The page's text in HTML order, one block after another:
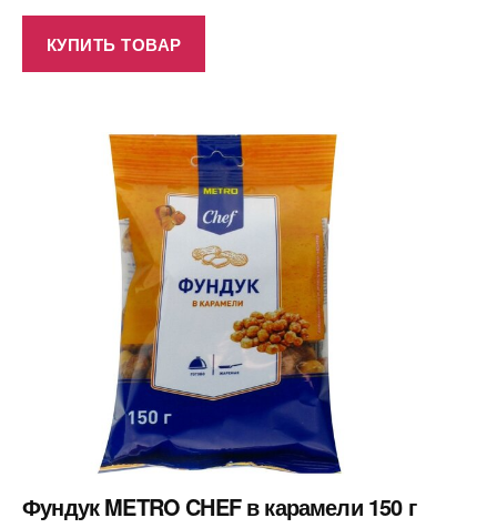
КУПИТЬ ТОВАР
Фундук METRO CHEF в карамели 150 г